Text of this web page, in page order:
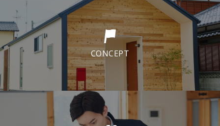
CONCEPT